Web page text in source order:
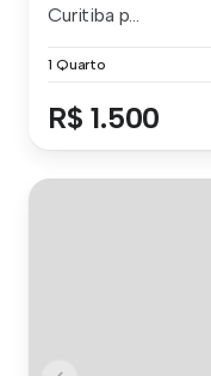
Curitiba p...
1 Quarto
R$ 1.500